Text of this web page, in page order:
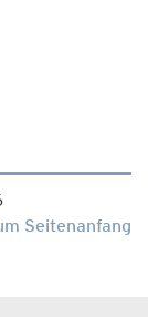
Seitenanfang